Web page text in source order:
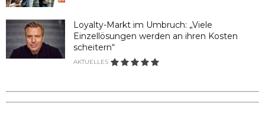
Loyalty-Markt im Umbruch: „Viele
Einzellösungen werden an ihren Kosten
scheitern“
AKTUELLES